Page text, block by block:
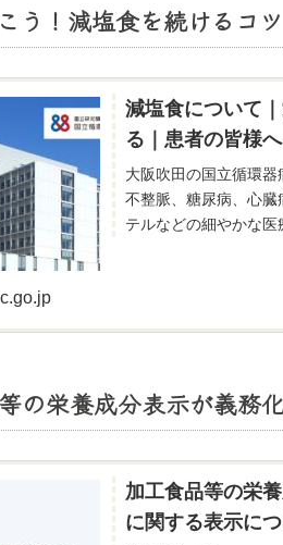
う！減塩食を続けるコツ
減塩食について
る｜患者の皆様
大阪吹田の国立循環器
不整脈、糖尿病、心
テルなどの細やかな医
の栄養成分表示が義務
加工食品等の栄
に関する表示に